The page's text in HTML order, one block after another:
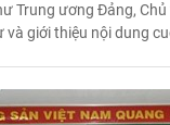
Trung ương Đảng,
và giới thiệu nội dung